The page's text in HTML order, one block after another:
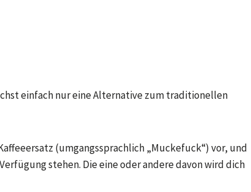
einfach nur eine Alternative zum traditionellen
(umgangssprachlich „Muckefuck“) vor, und
stehen. Die eine oder andere davon wird dich